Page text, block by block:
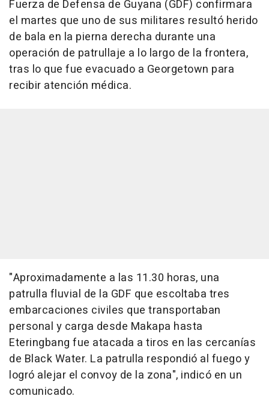
Fuerza de Defensa de Guyana (GDF) confirmara
el martes que uno de sus militares resultó herido
de bala en la pierna derecha durante una
operación de patrullaje a lo largo de la frontera,
tras lo que fue evacuado a Georgetown para
recibir atención médica.
"Aproximadamente a las 11.30 horas, una
patrulla fluvial de la GDF que escoltaba tres
embarcaciones civiles que transportaban
personal y carga desde Makapa hasta
Eteringbang fue atacada a tiros en las cercanías
de Black Water. La patrulla respondió al fuego y
logró alejar el convoy de la zona", indicó en un
comunicado.